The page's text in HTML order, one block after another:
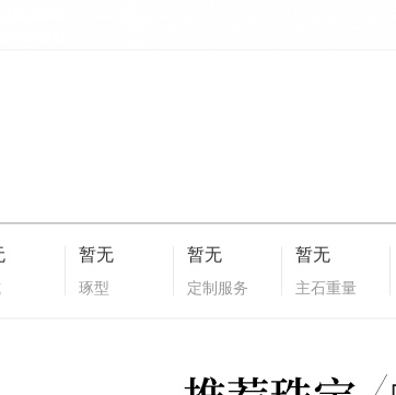
暂无
琢型
暂无
定制服务
暂无
主石重量